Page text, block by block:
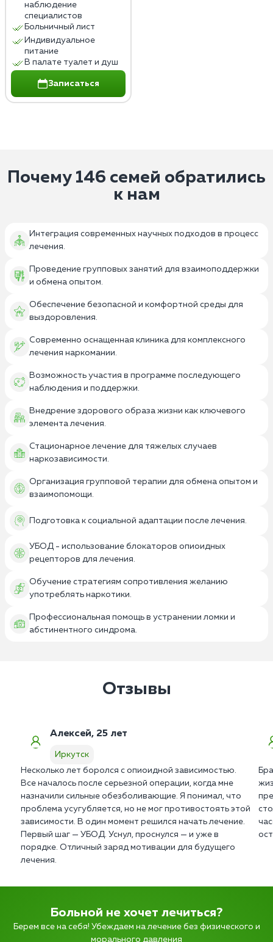
наблюдение
специалистов
Больничный лист
Индивидуальное
питание
В палате туалет и душ
Записаться
Почему 146 семей обратились
к нам
Интеграция современных научных подходов в процесс
лечения.
Проведение групповых занятий для взаимоподдержки
и обмена опытом.
Обеспечение безопасной и комфортной среды для
выздоровления.
Современно оснащенная клиника для комплексного
лечения наркомании.
Возможность участия в программе последующего
наблюдения и поддержки.
Внедрение здорового образа жизни как ключевого
элемента лечения.
Стационарное лечение для тяжелых случаев
наркозависимости.
Организация групповой терапии для обмена опытом и
взаимопомощи.
Подготовка к социальной адаптации после лечения.
УБОД - использование блокаторов опиоидных
рецепторов для лечения.
Обучение стратегиям сопротивления желанию
употреблять наркотики.
Профессиональная помощь в устранении ломки и
абстинентного синдрома.
Отзывы
Алексей, 25 лет
Иркутск
Несколько лет боролся с опиоидной зависимостью.
Все началось после серьезной операции, когда мне
назначили сильные обезболивающие. Я понимал, что
проблема усугубляется, но не мог противостоять этой
зависимости. В один момент решился начать лечение.
Первый шаг — УБОД. Уснул, проснулся — и уже в
порядке. Отличный заряд мотивации для будущего
лечения.
Больной не хочет лечиться?
Берем все на себя! Убеждаем на лечение без физического и
морального давления